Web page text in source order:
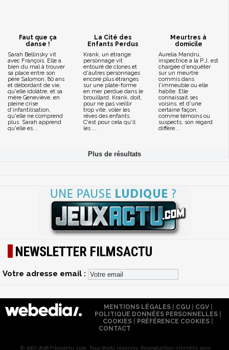
Faut que ça
danse !
Sarah Bellinsky vit
avec François. Elle a
bien du mal à trouver
sa place entre son
père Salomon, 80 ans
et débordant de vie,
qu'elle idolâtre, et sa
mère Geneviève, en
pleine crise
d'infantilisation,
qu'elle ne comprend
plus. Sarah apprend
qu'elle es...
La Cité des
Enfants Perdus
Krank, un étrange
personnage vit
entouré de clones et
d'autres personnages
encore plus étranges
sur une plate-forme
en mer perdue dans le
brouillard. Krank, doit,
pour ne pas vieillir
trop vite, voler les
rêves des enfants.
C'est pour cela qu'il
les ...
Meurtres à
domicile
Aurelia Mandru,
inspectrice a la P.J, est
chargée d'enquêter
sur un meurtre
commis dans
l'immeuble ou elle
habite. Elle
connaissait ses
voisins, et d'une
certaine façon,
comme témoins ou
suspects, son regard
diffère...
NEWSLETTER FILMSACTU
Votre adresse email :
MENTIONS LÉGALES| CGU| CGV|
POLITIQUE DONNÉES PERSONNELLES
COOKIES
PRÉFÉRENCE COOKIES
CONTACT
© 2007-2026 Filmsactu .com. Tous droits réservés. Reproduction interdite sans